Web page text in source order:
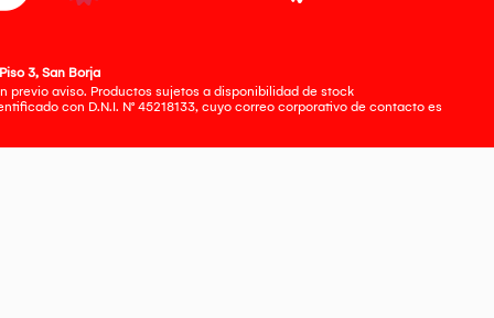
3, San Borja
previo aviso. Productos sujetos a disponibilidad de stock
con D.N.I. N° 45218133, cuyo correo corporativo de contacto es